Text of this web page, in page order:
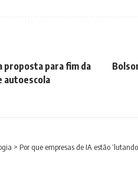
proposta para fim da
autoescola
> Por que empresas de IA estão